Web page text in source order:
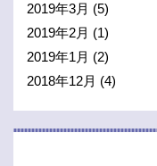
2019年3月 (5)
2019年2月 (1)
2019年1月 (2)
2018年12月 (4)